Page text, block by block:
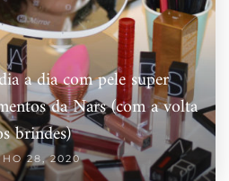
a dia com pele super
da Nars (com a volta
brindes)
28, 2020